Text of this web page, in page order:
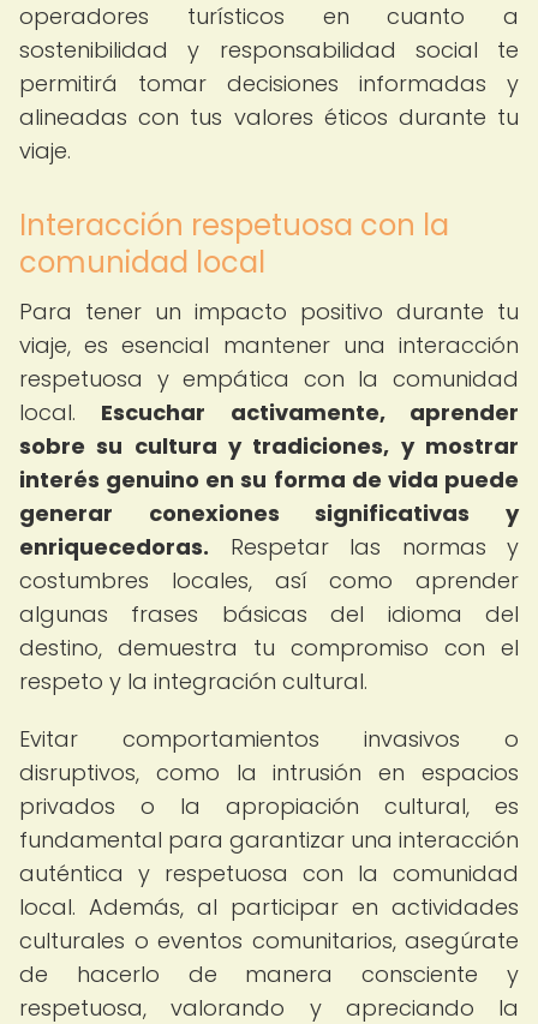
operadores turísticos en cuanto a
sostenibilidad y responsabilidad social te
permitirá tomar decisiones informadas y
alineadas con tus valores éticos durante tu
viaje.
Interacción respetuosa con la
comunidad local
Para tener un impacto positivo durante tu
viaje, es esencial mantener una interacción
respetuosa y empática con la comunidad
local. Escuchar activamente, aprender
sobre su cultura y tradiciones, y mostrar
interés genuino en su forma de vida puede
generar conexiones significativas y
enriquecedoras. Respetar las normas y
costumbres locales, así como aprender
algunas frases básicas del idioma del
destino, demuestra tu compromiso con el
respeto y la integración cultural.
Evitar comportamientos invasivos o
disruptivos, como la intrusión en espacios
privados o la apropiación cultural, es
fundamental para garantizar una interacción
auténtica y respetuosa con la comunidad
local. Además, al participar en actividades
culturales o eventos comunitarios, asegúrate
de hacerlo de manera consciente y
respetuosa, valorando y apreciando la